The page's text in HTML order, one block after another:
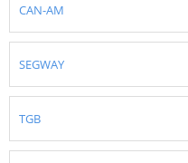
CAN-AM
SEGWAY
TGB